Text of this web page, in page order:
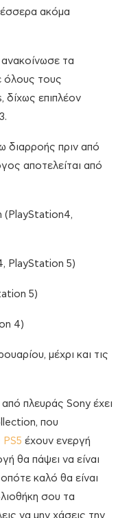
ακόμα
τα
όλους τους
επιπλέον
διαρροής πριν από
αποτελείται από
(PlayStation4,
PlayStation 5)
5)
4)
μέχρι και τις
πλευράς Sony έχει
που
PS5 έχουν ενεργή
θα πάψει να είναι
καλό θα είναι
σου τα
να μην χάσεις την